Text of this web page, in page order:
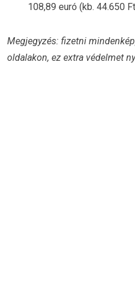
108,89 euró (kb. 44.650
Megjegyzés: fizetni
oldalakon, ez extra védelmet